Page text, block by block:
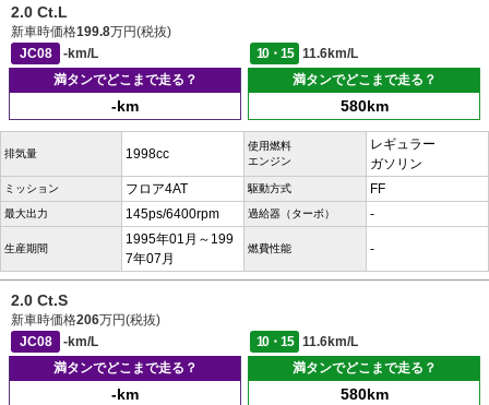
2.0 Ct.L
新車時価格199.8万円(税抜)
JC08
-km/L 10・15
11.6km/L
満タンでどこまで走る？
-km
満タンでどこまで走る？
580km
排気量 1998cc
使用燃料
エンジン
レギュラー
ガソリン
ミッション フロア4AT 駆動方式 FF
最大出力 145ps/6400rpm 過給器（ターボ） -
生産期間
1995年01月～199
7年07月
燃費性能 -
2.0 Ct.S
新車時価格206万円(税抜)
JC08
-km/L 10・15
11.6km/L
満タンでどこまで走る？
-km
満タンでどこまで走る？
580km